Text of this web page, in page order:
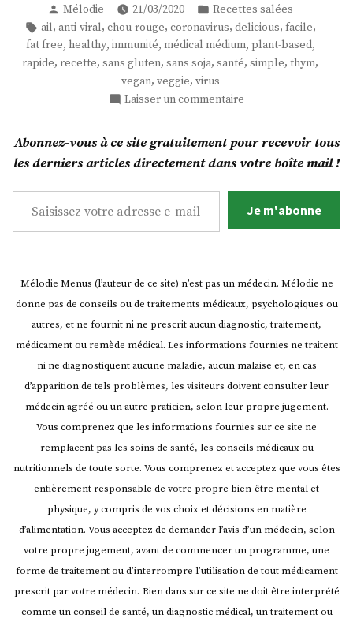
de
chou-
rouge
thym
virale) »
Publié
par
Mélodie 21/03/2020
Publié
dans
Recettes salées
Étiquettes :
ail, anti-viral, chou-rouge, coronavirus, delicious, facile,
fat free, healthy, immunité, médical médium, plant-based,
rapide, recette, sans gluten, sans soja, santé, simple, thym,
vegan, veggie, virus
Laisser un commentaire
de
chou-
(recette
anti-
virale)
Abonnez-vous à ce site gratuitement pour recevoir tous
les derniers articles directement dans votre boîte mail !
Saisissez votre adresse e-mail…
Je m'abonne
Mélodie Menus (l’auteur de ce site) n’est pas un médecin. Mélodie ne
donne pas de conseils ou de traitements médicaux, psychologiques ou
autres, et ne fournit ni ne prescrit aucun diagnostic, traitement,
médicament ou remède médical. Les informations fournies ne traitent
ni ne diagnostiquent aucune maladie, aucun malaise et, en cas
d’apparition de tels problèmes, les visiteurs doivent consulter leur
médecin agréé ou un autre praticien, selon leur propre jugement.
Vous comprenez que les informations fournies sur ce site ne
remplacent pas les soins de santé, les conseils médicaux ou
nutritionnels de toute sorte. Vous comprenez et acceptez que vous êtes
entièrement responsable de votre propre bien-être mental et
physique, y compris de vos choix et décisions en matière
d’alimentation. Vous acceptez de demander l’avis d’un médecin, selon
votre propre jugement, avant de commencer un programme, une
forme de traitement ou d’interrompre l’utilisation de tout médicament
prescrit par votre médecin. Rien dans sur ce site ne doit être interprété
comme un conseil de santé, un diagnostic médical, un traitement ou